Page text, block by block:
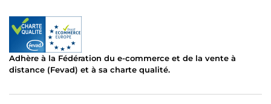
Adhère à la Fédération du e-commerce et de la vente à
distance (Fevad) et à sa charte qualité.